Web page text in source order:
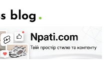
blog